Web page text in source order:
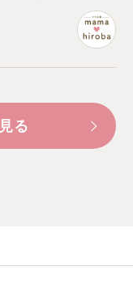
孫に心が痛む
る